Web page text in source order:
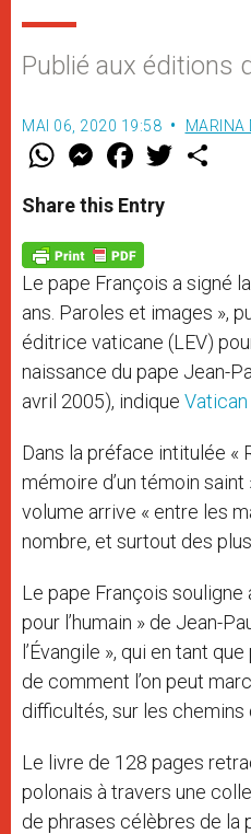
Publié aux éditions
MAI 06, 2020 19:58 MARINA
W
t
s
p
p
M
e
s
e
g
e
r
F
a
e
b
o
k
w
Share this Entry
Le pape François a signé
ans. Paroles et images »,
éditrice vaticane (LEV)
naissance du pape Jean-
avril 2005), indique
Dans la préface intitulée «
mémoire d’un témoin
volume arrive « entre les
nombre, et surtout des plus
Le pape François souligne
pour l’humain » de Jean-
l’Évangile », qui en tant
de comment l’on peut
difficultés, sur les chemins
Le livre de 128 pages
polonais à travers une
de phrases célèbres de la